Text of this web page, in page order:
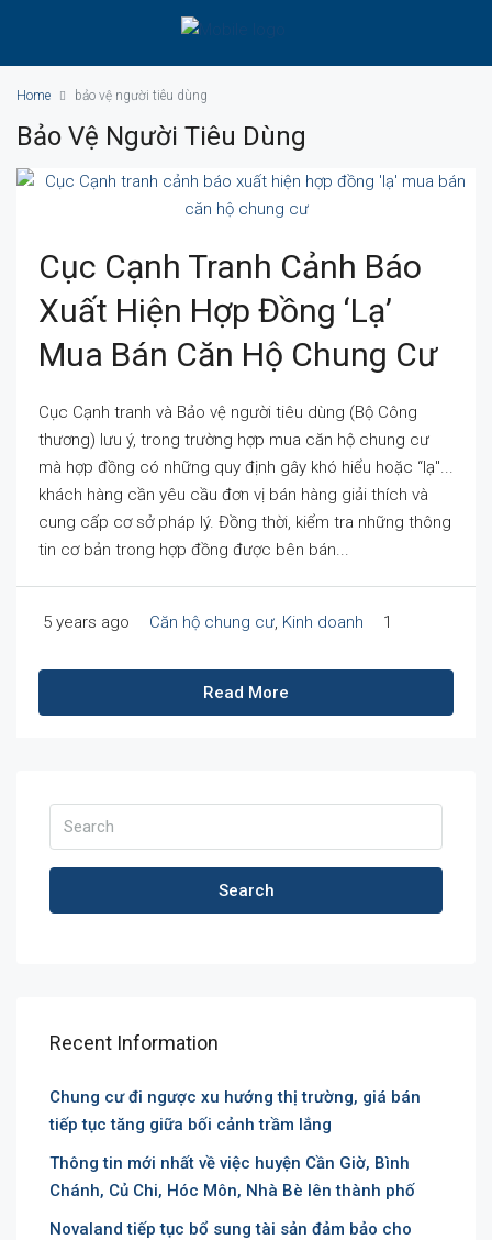
Home bảo vệ người tiêu dùng
Bảo Vệ Người Tiêu Dùng
Cục Cạnh Tranh Cảnh Báo
Xuất Hiện Hợp Đồng ‘lạ’
Mua Bán Căn Hộ Chung Cư
Cục Cạnh tranh và Bảo vệ người tiêu dùng (Bộ Công
thương) lưu ý, trong trường hợp mua căn hộ chung cư
mà hợp đồng có những quy định gây khó hiểu hoặc “lạ"...
khách hàng cần yêu cầu đơn vị bán hàng giải thích và
cung cấp cơ sở pháp lý. Đồng thời, kiểm tra những thông
tin cơ bản trong hợp đồng được bên bán...
5 years ago Căn hộ chung cư, Kinh doanh 1
Read More
Search
Recent Information
Chung cư đi ngược xu hướng thị trường, giá bán
tiếp tục tăng giữa bối cảnh trầm lắng
Thông tin mới nhất về việc huyện Cần Giờ, Bình
Chánh, Củ Chi, Hóc Môn, Nhà Bè lên thành phố
Novaland tiếp tục bổ sung tài sản đảm bảo cho